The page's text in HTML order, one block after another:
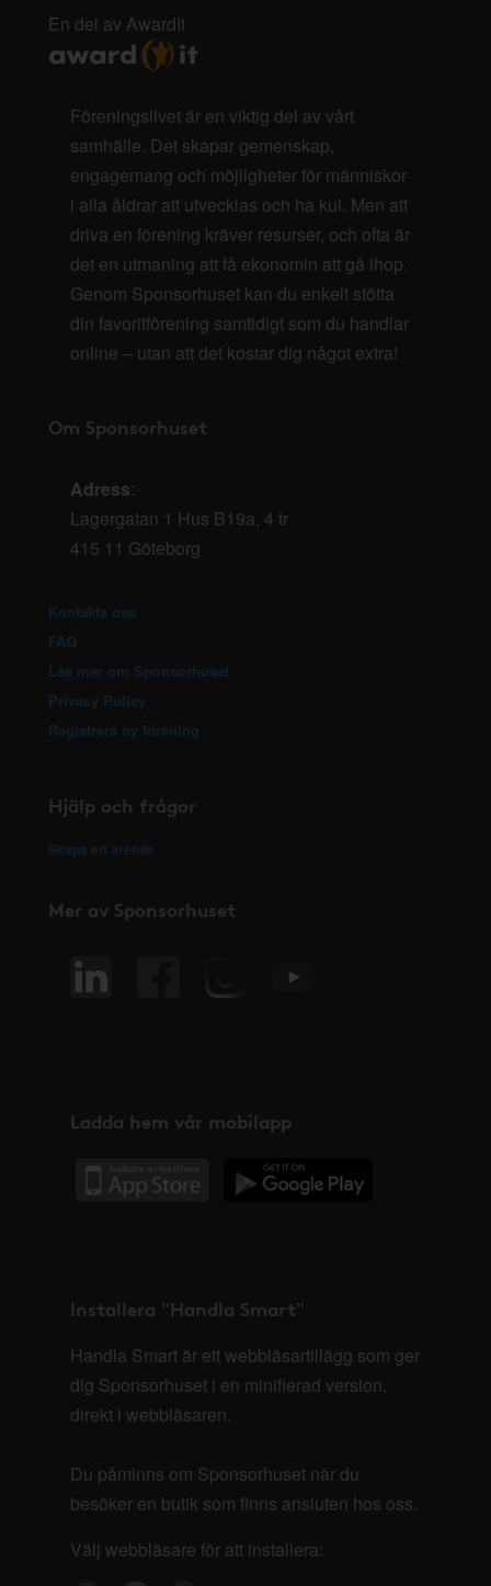
En del av AwardIt
Föreningslivet är en viktig del av vårt
samhälle. Det skapar gemenskap,
engagemang och möjligheter för människor
i alla åldrar att utvecklas och ha kul. Men att
driva en förening kräver resurser, och ofta är
det en utmaning att få ekonomin att gå ihop.
Genom Sponsorhuset kan du enkelt stötta
din favoritförening samtidigt som du handlar
online – utan att det kostar dig något extra!
Om Sponsorhuset
Adress:
Lagergatan 1 Hus B19a, 4 tr
415 11 Göteborg
Kontakta oss
FAQ
Läs mer om Sponsorhuset
Privacy Policy
Registrera ny förening
Hjälp och frågor
Skapa ett ärende
Mer av Sponsorhuset
Ladda hem vår mobilapp
Installera "Handla Smart"
Handla Smart är ett webbläsartillägg som ger
dig Sponsorhuset i en minifierad version,
direkt i webbläsaren.
Du påminns om Sponsorhuset när du
besöker en butik som finns ansluten hos oss.
Välj webbläsare för att installera: